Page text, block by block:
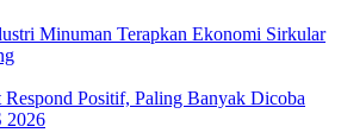
Minuman Terapkan Ekonomi Sirkular
Positif, Paling Banyak Dicoba
2026